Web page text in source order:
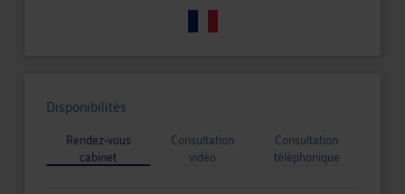
Disponibilités
Rendez-vous
cabinet
Consultation
vidéo
Consultation
téléphonique